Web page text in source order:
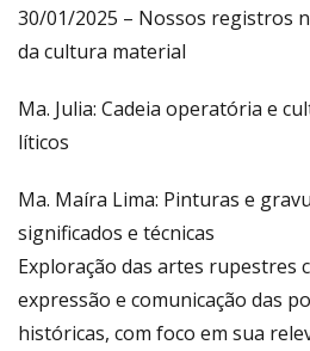
30/01/2025 – Nossos registros
da cultura material
Ma. Julia: Cadeia operatória e
líticos
Ma. Maíra Lima: Pinturas e
significados e técnicas
Exploração das artes rupestres
expressão e comunicação das
históricas, com foco em sua